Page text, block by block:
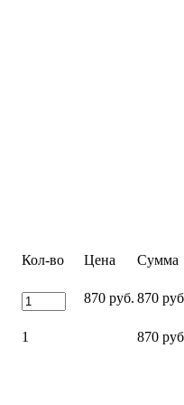
Кол-во Цена Сумма
870 руб. 870
1 870